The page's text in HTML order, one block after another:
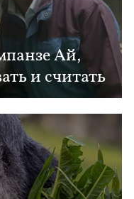
Ай,
и считать